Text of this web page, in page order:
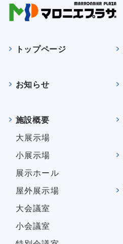
トップページ
お知らせ
施設概要
大展示場
小展示場
展示ホール
屋外展示場
大会議室
小会議室